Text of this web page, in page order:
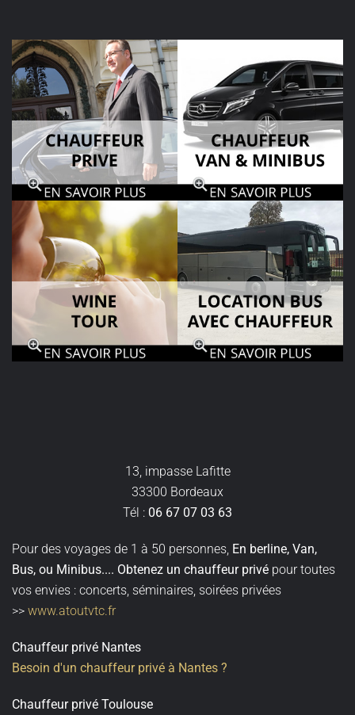
13, impasse Lafitte
33300 Bordeaux
Tél : 06 67 07 03 63
Pour des voyages de 1 à 50 personnes, En berline, Van,
Bus, ou Minibus.... Obtenez un chauffeur privé pour toutes
vos envies : concerts, séminaires, soirées privées
>> www.atoutvtc.fr
Chauffeur privé Nantes
Besoin d'un chauffeur privé à Nantes ?
Chauffeur privé Toulouse